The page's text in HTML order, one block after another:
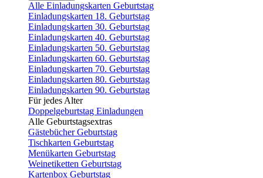
Alle Einladungskarten Geburtstag
Einladungskarten 18. Geburtstag
Einladungskarten 30. Geburtstag
Einladungskarten 40. Geburtstag
Einladungskarten 50. Geburtstag
Einladungskarten 60. Geburtstag
Einladungskarten 70. Geburtstag
Einladungskarten 80. Geburtstag
Einladungskarten 90. Geburtstag
Für jedes Alter
Doppelgeburtstag Einladungen
Alle Geburtstagsextras
Gästebücher Geburtstag
Tischkarten Geburtstag
Menükarten Geburtstag
Weinetiketten Geburtstag
Kartenbox Geburtstag